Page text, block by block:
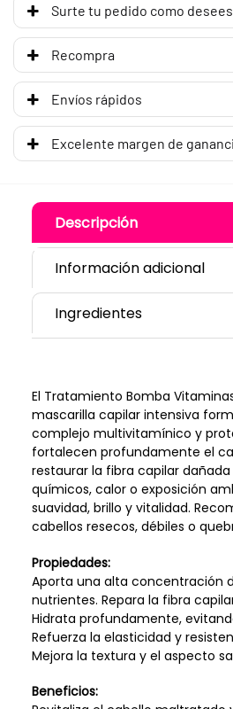
Surte tu pedido como desees
Recompra
Envíos rápidos
Excelente margen de
Descripción
Información adicional
Ingredientes
El Tratamiento Bomba
mascarilla capilar intensiva
complejo multivitamínico y
fortalecen profundamente el
restaurar la fibra capilar
químicos, calor o exposición
suavidad, brillo y vitalidad.
cabellos resecos, débiles o
Propiedades:
Aporta una alta concentración
nutrientes. Repara la fibra
Hidrata profundamente,
Refuerza la elasticidad y
Mejora la textura y el aspecto
Beneficios: